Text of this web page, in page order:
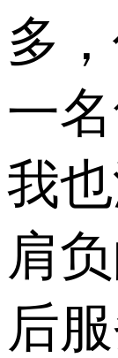
多
一
我
肩
后